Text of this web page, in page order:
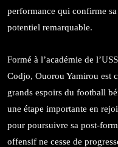
performance qui confirme
potentiel remarquable.
Formé à l’académie de
Codjo, Ouorou Yamirou est
grands espoirs du football
une étape importante en
pour poursuivre sa post-
offensif ne cesse de